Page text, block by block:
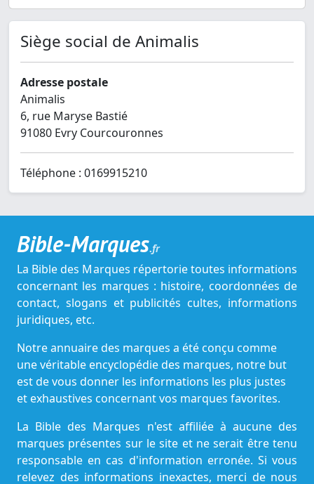
Siège social de Animalis
Adresse postale
Animalis
6, rue Maryse Bastié
91080 Evry Courcouronnes
Téléphone : 0169915210
Bible-Marques.fr
La Bible des Marques répertorie toutes informations
concernant les marques : histoire, coordonnées de
contact, slogans et publicités cultes, informations
juridiques, etc.
Notre annuaire des marques a été conçu comme
une véritable encyclopédie des marques, notre but
est de vous donner les informations les plus justes
et exhaustives concernant vos marques favorites.
La Bible des Marques n'est affiliée à aucune des
marques présentes sur le site et ne serait être tenu
responsable en cas d'information erronée. Si vous
relevez des informations inexactes, merci de nous